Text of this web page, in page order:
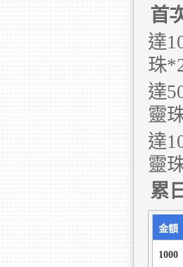
首
達
珠
達
靈
達
靈
累
金額
1000